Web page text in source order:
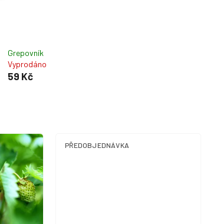
Grepovník
Vyprodáno
59 Kč
PŘEDOBJEDNÁVKA